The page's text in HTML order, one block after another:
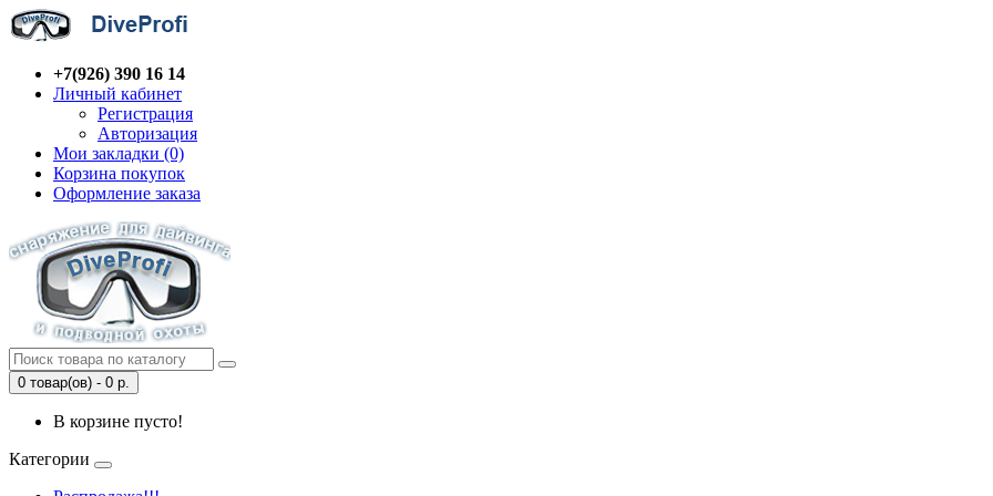
+7(926) 390 16 14
Личный кабинет
Регистрация
Авторизация
Мои закладки (0)
Корзина покупок
Оформление заказа
0 товар(ов) - 0 р.
В корзине пусто!
Категории